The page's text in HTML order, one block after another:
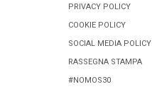
PRIVACY POLICY
COOKIE POLICY
SOCIAL MEDIA POLICY
RASSEGNA STAMPA
#NOMOS30